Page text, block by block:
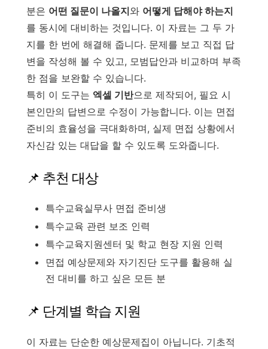
분은 어떤 질문이 나올지와 어떻게 답해야 하는지
를 동시에 대비하는 것입니다. 이 자료는 그 두 가
지를 한 번에 해결해 줍니다. 문제를 보고 직접 답
변을 작성해 볼 수 있고, 모범답안과 비교하며 부족
한 점을 보완할 수 있습니다.
특히 이 도구는 엑셀 기반으로 제작되어, 필요 시
본인만의 답변으로 수정이 가능합니다. 이는 면접
준비의 효율성을 극대화하며, 실제 면접 상황에서
자신감 있는 대답을 할 수 있도록 도와줍니다.
📌 추천 대상
특수교육실무사 면접 준비생
특수교육 관련 보조 인력
특수교육지원센터 및 학교 현장 지원 인력
면접 예상문제와 자기진단 도구를 활용해 실
전 대비를 하고 싶은 모든 분
📌 단계별 학습 지원
이 자료는 단순한 예상문제집이 아닙니다. 기초적